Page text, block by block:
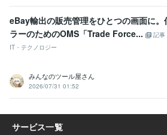
eBay輸出の販売管理をひとつの画面に。
ラーのためのOMS「Trade Force...
記事
IT・テクノロジー
みんなのツール屋さん
2026/07/31 01:52